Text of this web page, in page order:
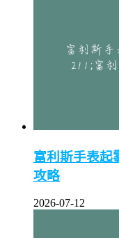
富利斯手表起
攻略
2026-07-12